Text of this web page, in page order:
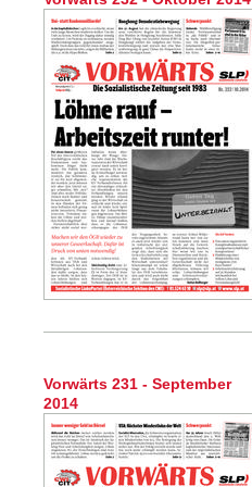
Vorwärts 231 - September
2014